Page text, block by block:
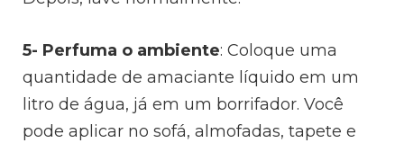
5- Perfuma o ambiente:Coloque uma
quantidade de amaciante líquido em um
litro de água, já em um borrifador. Você
pode aplicar no sofá, almofadas, tapete e